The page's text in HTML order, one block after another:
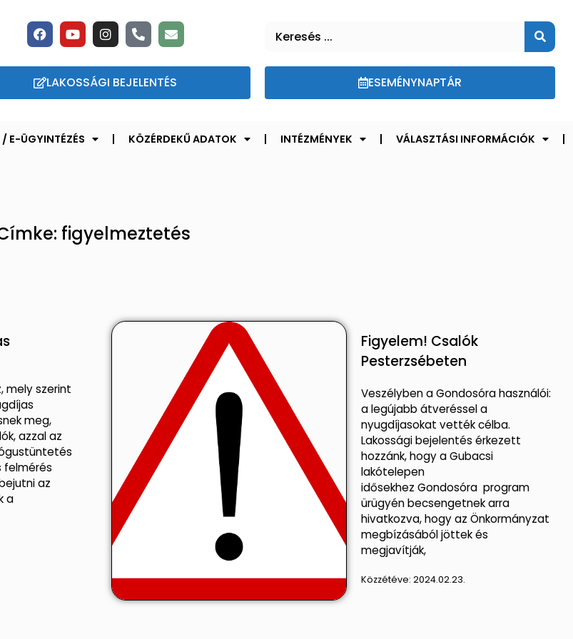
LAKOSSÁGI BEJELENTÉS ESEMÉNYNAPTÁR
/ E-ÜGYINTÉZÉS KÖZÉRDEKŰ ADATOK INTÉZMÉNYEK
VÁLASZTÁSI INFORMÁCIÓK
figyelmeztetés
mely szerint
meg,
azzal az
felmérés
az
a
Figyelem! Csalók
Pesterzsébeten
Veszélyben a Gondosóra használói:
a legújabb átveréssel a
nyugdíjasokat vették célba.
Lakossági bejelentés érkezett
hozzánk, hogy a Gubacsi
lakótelepen
idősekhez Gondosóra program
ürügyén becsengetnek arra
hivatkozva, hogy az Önkormányzat
megbízásából jöttek és
megjavítják,
Közzétéve:2024.02.23.